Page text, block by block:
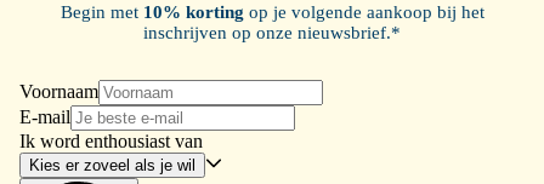
Begin met 10% korting op je volgende aankoop bij het
inschrijven op onze nieuwsbrief.*
Voornaam
E-mail
Ik word enthousiast van
Kies er zoveel als je wil